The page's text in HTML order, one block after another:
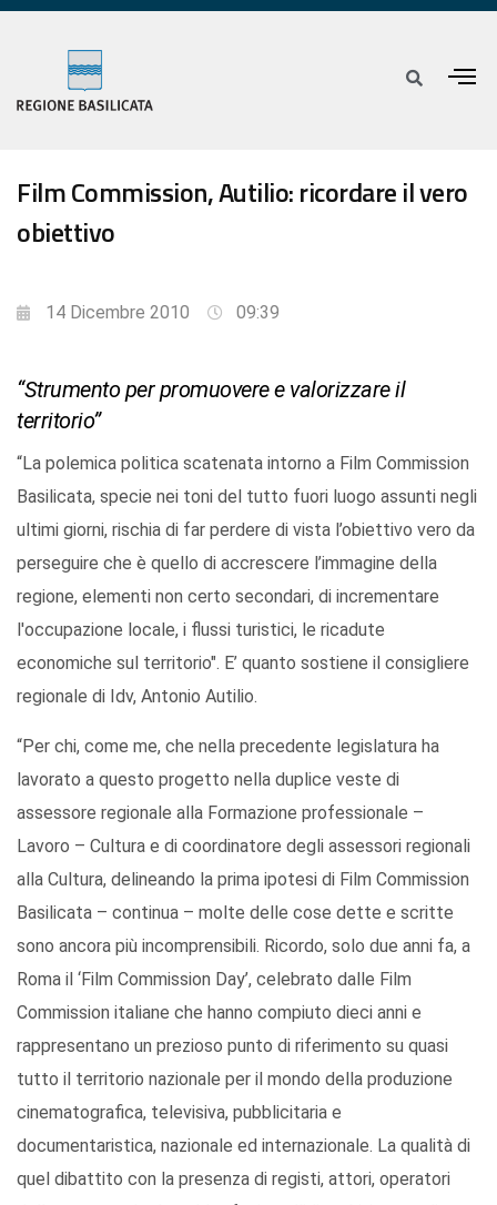
Film Commission, Autilio: ricordare il vero
obiettivo
14 Dicembre 2010 09:39
“Strumento per promuovere e valorizzare il
territorio”
“La polemica politica scatenata intorno a Film Commission
Basilicata, specie nei toni del tutto fuori luogo assunti negli
ultimi giorni, rischia di far perdere di vista l’obiettivo vero da
perseguire che è quello di accrescere l’immagine della
regione, elementi non certo secondari, di incrementare
l'occupazione locale, i flussi turistici, le ricadute
economiche sul territorio". E’ quanto sostiene il consigliere
regionale di Idv, Antonio Autilio.
“Per chi, come me, che nella precedente legislatura ha
lavorato a questo progetto nella duplice veste di
assessore regionale alla Formazione professionale –
Lavoro – Cultura e di coordinatore degli assessori regionali
alla Cultura, delineando la prima ipotesi di Film Commission
Basilicata – continua – molte delle cose dette e scritte
sono ancora più incomprensibili. Ricordo, solo due anni fa, a
Roma il ‘Film Commission Day’, celebrato dalle Film
Commission italiane che hanno compiuto dieci anni e
rappresentano un prezioso punto di riferimento su quasi
tutto il territorio nazionale per il mondo della produzione
cinematografica, televisiva, pubblicitaria e
documentaristica, nazionale ed internazionale. La qualità di
quel dibattito con la presenza di registi, attori, operatori